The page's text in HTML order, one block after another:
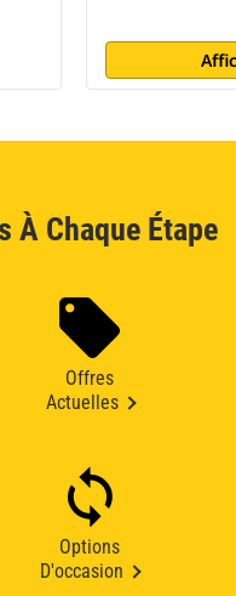
À Chaque Étape
Offres
Actuelles
Options
D'occasion